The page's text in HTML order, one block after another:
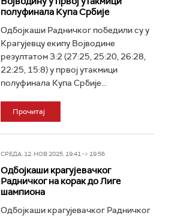
полуфинала Купа Србије
Одбојкаши Радничког победили су у
Крагујевцу екипу Војводине
резултатом 3:2 (27:25, 25:20, 26:28,
22:25, 15:8) у првој утакмици
полуфинала Купа Србије...
Прочитај
СРЕДА, 12. НОВ 2025, 19:41 -> 19:56
Одбојкаши крагујевачког
Радничког на корак до Лиге
шампиона
Одбојкаши крагујевачког Радничког